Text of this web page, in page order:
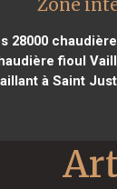
Zone
28000
fioul
à Saint